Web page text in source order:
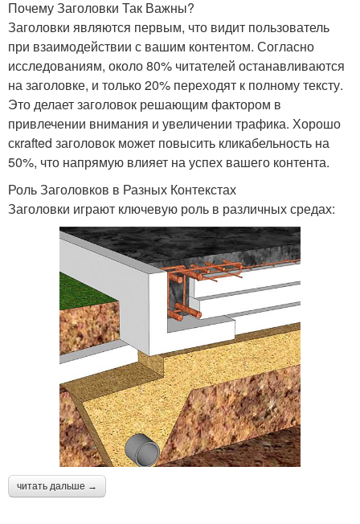
Почему Заголовки Так Важны?
Заголовки являются первым, что видит пользователь
при взаимодействии с вашим контентом. Согласно
исследованиям, около 80% читателей останавливаются
на заголовке, и только 20% переходят к полному тексту.
Это делает заголовок решающим фактором в
привлечении внимания и увеличении трафика. Хорошо
скrafted заголовок может повысить кликабельность на
50%, что напрямую влияет на успех вашего контента.
Роль Заголовков в Разных Контекстах
Заголовки играют ключевую роль в различных средах:
читать дальше →